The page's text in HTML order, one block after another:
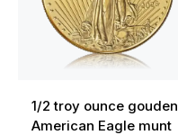
1/2 troy ounce gouden
American Eagle munt